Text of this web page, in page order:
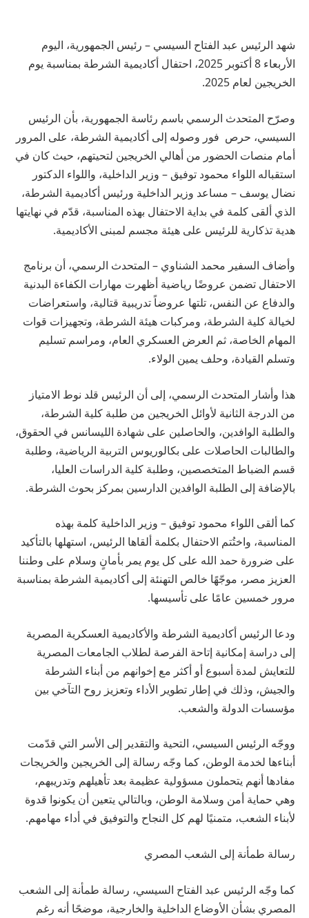
شهد الرئيس عبد الفتاح السيسي – رئيس الجمهورية، اليوم
الأربعاء 8 أكتوبر 2025، احتفال أكاديمية الشرطة بمناسبة يوم
الخريجين لعام 2025.
وصرّح المتحدث الرسمي باسم رئاسة الجمهورية، بأن الرئيس
السيسي، حرص فور وصوله إلى أكاديمية الشرطة، على المرور
أمام منصات الحضور من أهالي الخريجين لتحيتهم، حيث كان في
استقباله اللواء محمود توفيق – وزير الداخلية، واللواء الدكتور
نضال يوسف – مساعد وزير الداخلية ورئيس أكاديمية الشرطة،
الذي ألقى كلمة في بداية الاحتفال بهذه المناسبة، قدّم في نهايتها
هدية تذكارية للرئيس على هيئة مجسم لمبنى الأكاديمية.
وأضاف السفير محمد الشناوي – المتحدث الرسمي، أن برنامج
الاحتفال تضمن عروضًا رياضية أظهرت مهارات الكفاءة البدنية
والدفاع عن النفس، تلتها عروضاً تدريبية قتالية، واستعراضات
لخيالة كلية الشرطة، ومركبات هيئة الشرطة، وتجهيزات قوات
المهام الخاصة، ثم العرض العسكري العام، ومراسم تسليم
وتسلم القيادة، وحلف يمين الولاء.
هذا وأشار المتحدث الرسمي، إلى أن الرئيس قلد نوط الامتياز
من الدرجة الثانية لأوائل الخريجين من طلبة كلية الشرطة،
والطلبة الوافدين، والحاصلين على شهادة الليسانس في الحقوق،
والطالبات الحاصلات على بكالوريوس التربية الرياضية، وطلبة
قسم الضباط المتخصصين، وطلبة كلية الدراسات العليا،
بالإضافة إلى الطلبة الوافدين الدارسين بمركز بحوث الشرطة.
كما ألقى اللواء محمود توفيق – وزير الداخلية كلمة بهذه
المناسبة، واختُتم الاحتفال بكلمة ألقاها الرئيس، استهلها بالتأكيد
على ضرورة حمد الله على كل يوم يمر بأمانٍ وسلام على وطننا
العزيز مصر، موجّهًا خالص التهنئة إلى أكاديمية الشرطة بمناسبة
مرور خمسين عامًا على تأسيسها.
ودعا الرئيس أكاديمية الشرطة والأكاديمية العسكرية المصرية
إلى دراسة إمكانية إتاحة الفرصة لطلاب الجامعات المصرية
للتعايش لمدة أسبوع أو أكثر مع إخوانهم من أبناء الشرطة
والجيش، وذلك في إطار تطوير الأداء وتعزيز روح التآخي بين
مؤسسات الدولة والشعب.
ووجّه الرئيس السيسي، التحية والتقدير إلى الأسر التي قدّمت
أبناءها لخدمة الوطن، كما وجّه رسالة إلى الخريجين والخريجات
مفادها أنهم يتحملون مسؤولية عظيمة بعد تأهيلهم وتدريبهم،
وهي حماية أمن وسلامة الوطن، وبالتالي يتعين أن يكونوا قدوة
لأبناء الشعب، متمنيًا لهم كل النجاح والتوفيق في أداء مهامهم.
رسالة طمأنة إلى الشعب المصري
كما وجّه الرئيس عبد الفتاح السيسي، رسالة طمأنة إلى الشعب
المصري بشأن الأوضاع الداخلية والخارجية، موضحًا أنه رغم